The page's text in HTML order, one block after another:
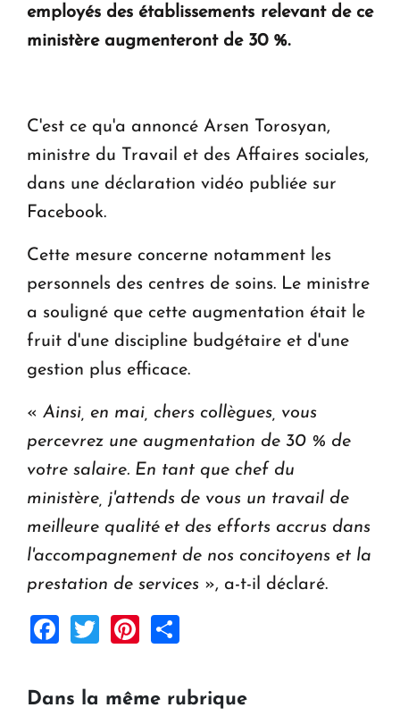
" Tant qu'il n'existe pas d'alternative concrète, la
question d'un référendum ne se pose pas. "
en Arménie
employés des établissements relevant de ce
ministère augmenteront de 30 %.
C'est ce qu'a annoncé Arsen Torosyan,
ministre du Travail et des Affaires sociales,
dans une déclaration vidéo publiée sur
Facebook.
Cette mesure concerne notamment les
personnels des centres de soins. Le ministre
a souligné que cette augmentation était le
fruit d'une discipline budgétaire et d'une
gestion plus efficace.
« Ainsi, en mai, chers collègues, vous
percevrez une augmentation de 30 % de
votre salaire. En tant que chef du
ministère, j'attends de vous un travail de
meilleure qualité et des efforts accrus dans
l'accompagnement de nos concitoyens et la
prestation de services », a-t-il déclaré.
Facebook
TwitterPinterest
Dans la même rubrique